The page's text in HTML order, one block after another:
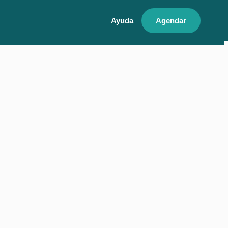
Ayuda Agendar